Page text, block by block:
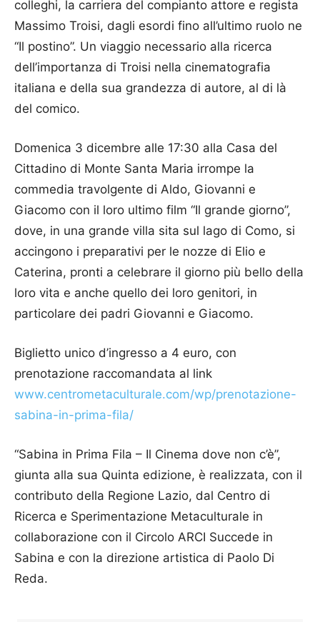
colleghi, la carriera del compianto attore e regista
Massimo Troisi, dagli esordi fino all’ultimo ruolo ne
“Il postino”. Un viaggio necessario alla ricerca
dell’importanza di Troisi nella cinematografia
italiana e della sua grandezza di autore, al di là
del comico.
Domenica 3 dicembre alle 17:30 alla Casa del
Cittadino di Monte Santa Maria irrompe la
commedia travolgente di Aldo, Giovanni e
Giacomo con il loro ultimo film “Il grande giorno”,
dove, in una grande villa sita sul lago di Como, si
accingono i preparativi per le nozze di Elio e
Caterina, pronti a celebrare il giorno più bello della
loro vita e anche quello dei loro genitori, in
particolare dei padri Giovanni e Giacomo.
Biglietto unico d’ingresso a 4 euro, con
prenotazione raccomandata al link
www.centrometaculturale.com/wp/prenotazione-
sabina-in-prima-fila/
“Sabina in Prima Fila – Il Cinema dove non c’è”,
giunta alla sua Quinta edizione, è realizzata, con il
contributo della Regione Lazio, dal Centro di
Ricerca e Sperimentazione Metaculturale in
collaborazione con il Circolo ARCI Succede in
Sabina e con la direzione artistica di Paolo Di
Reda.